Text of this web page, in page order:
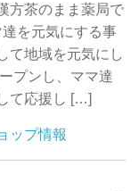
方茶のまま薬局で
を元気にする事
て地域を元気にし
プンし、ママ達
て応援し […]
ップ情報